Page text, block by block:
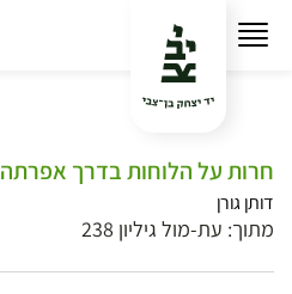
חרות על הלוחות בדרך אפרתה
דותן גורן
מתוך: עת-מול גיליון 238